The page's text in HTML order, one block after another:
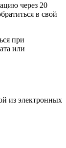
через 20
в свой
при
или
из электронных